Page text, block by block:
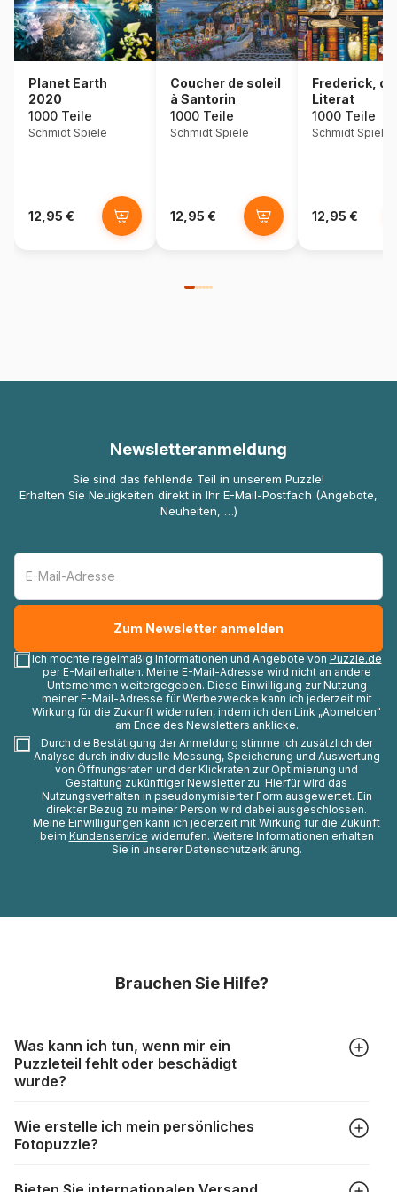
Planet Earth
2020
1000 Teile
Schmidt Spiele
12,95 €
Coucher de soleil
à Santorin
1000 Teile
Schmidt Spiele
12,95 €
Frederick,
Literat
1000 Teile
Schmidt Spiele
12,95 €
Newsletteranmeldung
Sie sind das fehlende Teil in unserem Puzzle!
Erhalten Sie Neuigkeiten direkt in Ihr E-Mail-Postfach (Angebote,
Neuheiten, …)
Ich möchte regelmäßig Informationen und Angebote von Puzzle.de
per E-Mail erhalten. Meine E-Mail-Adresse wird nicht an andere
Unternehmen weitergegeben. Diese Einwilligung zur Nutzung
meiner E-Mail-Adresse für Werbezwecke kann ich jederzeit mit
Wirkung für die Zukunft widerrufen, indem ich den Link „Abmelden"
am Ende des Newsletters anklicke.
Durch die Bestätigung der Anmeldung stimme ich zusätzlich der
Analyse durch individuelle Messung, Speicherung und Auswertung
von Öffnungsraten und der Klickraten zur Optimierung und
Gestaltung zukünftiger Newsletter zu. Hierfür wird das
Nutzungsverhalten in pseudonymisierter Form ausgewertet. Ein
direkter Bezug zu meiner Person wird dabei ausgeschlossen.
Meine Einwilligungen kann ich jederzeit mit Wirkung für die Zukunft
beim Kundenservice widerrufen. Weitere Informationen erhalten
Sie in unserer Datenschutzerklärung.
Brauchen Sie Hilfe?
Was kann ich tun, wenn mir ein
Puzzleteil fehlt oder beschädigt
wurde?
aber trotzdem kann es vorkommen, dass Teile beschädigt
werden oder verloren gehen. Mit solchen Fällen gehen
https://www.puzzle.de/puzzleteile-fehlen.html
Wie erstelle ich mein persönliches
Fotopuzzle?